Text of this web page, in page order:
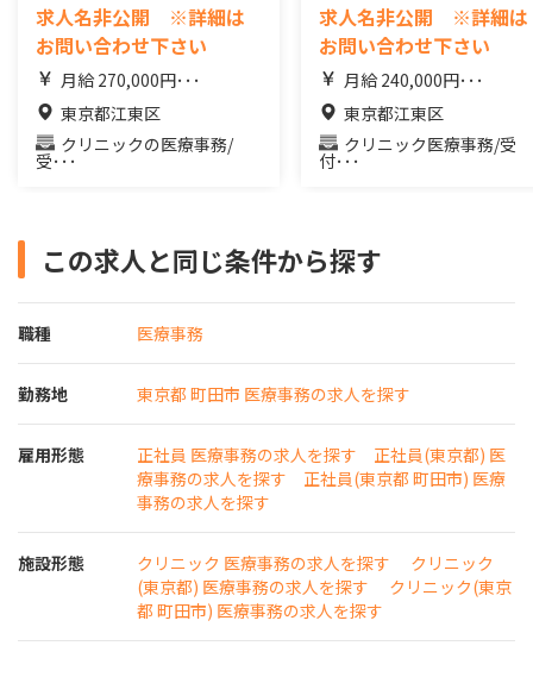
求人名非公開 ※詳細は
お問い合わせ下さい
月給 270,000円･･･
東京都江東区
クリニックの医療事務/
受･･･
求人名非公開 ※詳細は
お問い合わせ下さい
月給 240,000円･･･
東京都江東区
クリニック医療事務/受
付･･･
この求人と同じ条件から探す
職種 医療事務
勤務地 東京都 町田市 医療事務の求人を探す
雇用形態 正社員 医療事務の求人を探す
正社員(東京都) 医
療事務の求人を探す
正社員(東京都 町田市) 医療
事務の求人を探す
施設形態 クリニック 医療事務の求人を探す
クリニック
(東京都) 医療事務の求人を探す
クリニック(東京
都 町田市) 医療事務の求人を探す